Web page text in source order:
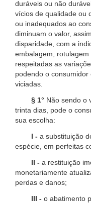
duráveis ou não
vícios de qualidade ou
ou inadequados ao
diminuam o valor,
disparidade, com a
embalagem, rotulagem
respeitadas as
podendo o
viciadas.
§ 1° Não sendo o
trinta dias, pode o
sua escolha:
I - a substituição
espécie, em perfeitas
II - a restituição
monetariamente
perdas e danos;
III - o abatimento